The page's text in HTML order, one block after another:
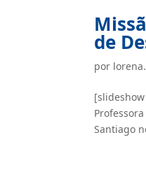
de
por
Santiago